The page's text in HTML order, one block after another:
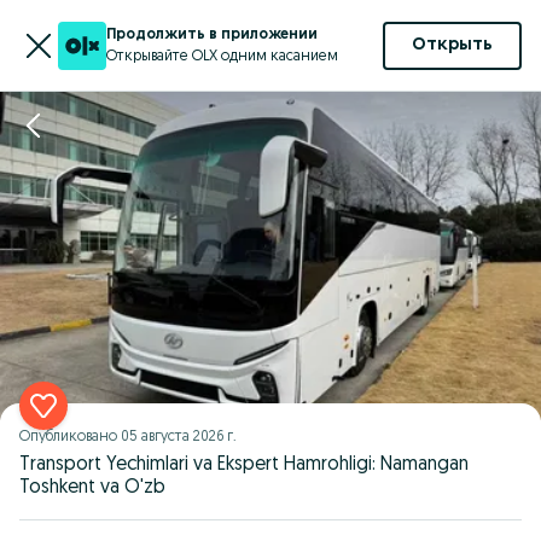
Продолжить в приложении
Открывайте OLX одним касанием
Открыть
Опубликовано 05 августа 2026 г.
Transport Yechimlari va Ekspert Hamrohligi: Namangan
Toshkent va O'zb